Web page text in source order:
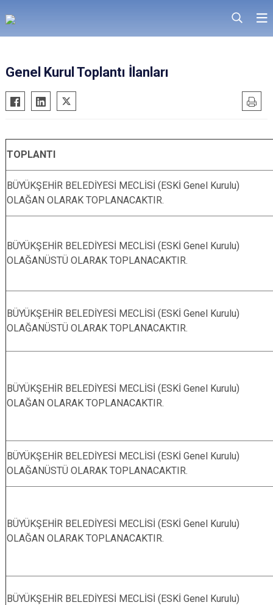
Genel Kurul Toplantı İlanları
TOPLANTI
BÜYÜKŞEHİR BELEDİYESİ MECLİSİ (ESKİ Genel Kurulu)
OLAĞAN OLARAK TOPLANACAKTIR.
BÜYÜKŞEHİR BELEDİYESİ MECLİSİ (ESKİ Genel Kurulu)
OLAĞANÜSTÜ OLARAK TOPLANACAKTIR.
BÜYÜKŞEHİR BELEDİYESİ MECLİSİ (ESKİ Genel Kurulu)
OLAĞANÜSTÜ OLARAK TOPLANACAKTIR.
BÜYÜKŞEHİR BELEDİYESİ MECLİSİ (ESKİ Genel Kurulu)
OLAĞAN OLARAK TOPLANACAKTIR.
BÜYÜKŞEHİR BELEDİYESİ MECLİSİ (ESKİ Genel Kurulu)
OLAĞANÜSTÜ OLARAK TOPLANACAKTIR.
BÜYÜKŞEHİR BELEDİYESİ MECLİSİ (ESKİ Genel Kurulu)
OLAĞAN OLARAK TOPLANACAKTIR.
BÜYÜKŞEHİR BELEDİYESİ MECLİSİ (ESKİ Genel Kurulu)